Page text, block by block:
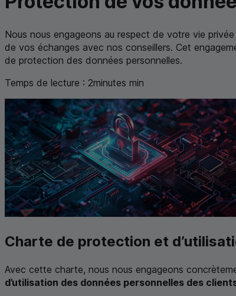
Nous nous engageons au respect de votre vie
de vos échanges avec nos conseillers. Cet
de protection des données personnelles.
Temps de lecture : 2minutes min
Charte de protection et
Avec cette charte, nous nous engageons
d’utilisation des données personnelles des